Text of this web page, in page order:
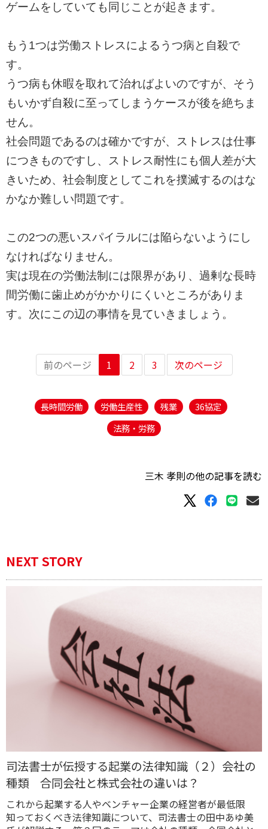
ゲームをしていても同じことが起きます。
もう1つは労働ストレスによるうつ病と自殺で
す。
うつ病も休暇を取れて治ればよいのですが、 そう
もいかず自殺に至ってしまうケースが後を絶ちま
せん。
社会問題であるのは確かですが、 ストレスは仕事
につきものですし、ストレス耐性にも個人差が大
きいため、 社会制度としてこれを撲滅するのはな
かなか難しい問題です。
この2つの悪いスパイラルには陥らないようにし
なければなりません。
実は現在の労働法制には限界があり、 過剰な長時
間労働に歯止めがかかりにくいところがありま
す。次にこの辺の事情を見ていきましょう。
前のページ 1 2 3 次のページ
長時間労働 労働生産性 残業
36協定
法務・労務
三木 孝則の他の記事を読む
NEXT STORY
司法書士が伝授する起業の法律知識（２）会社の
種類 合同会社と株式会社の違いは？
これから起業する人やベンチャー企業の経営者が最低限
知っておくべき法律知識について、司法書士の田中あゆ美